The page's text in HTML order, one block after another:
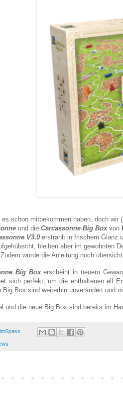
es schon mitbekommen haben, doch
und die Carcassonne Big Box von
V3.0 erstrahlt in frischem Glanz
bleiben aber im gewohnten
wurde die Anleitung noch
Big Boxerscheint in neuem
sich perfekt, um die enthaltenen elf
Big Box sind weiterhin unverändert und
und die neue Big Box sind bereits im